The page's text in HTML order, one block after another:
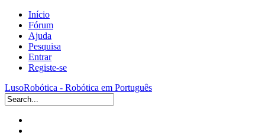
Início
Fórum
Ajuda
Pesquisa
Entrar
Registe-se
LusoRobótica - Robótica em Português